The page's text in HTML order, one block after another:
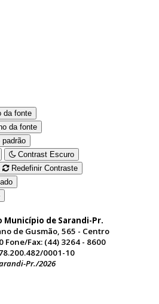
da fonte
da fonte
Contrast Escuro
Redefinir Contraste
de Sarandi-Pr.
de Gusmão, 565 - Centro
Fone/Fax: (44) 3264 - 8600
78.200.482/0001-10
Pr./2026